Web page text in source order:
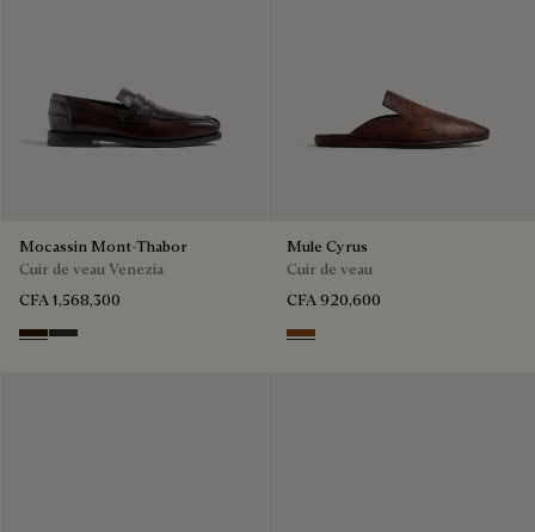
Mocassin Mont-Thabor
Cuir de veau Venezia
CFA 1,568,300
Marron Ambre
Chimere
Mule Cyrus
Cuir de veau
CFA 920,600
TABACCO